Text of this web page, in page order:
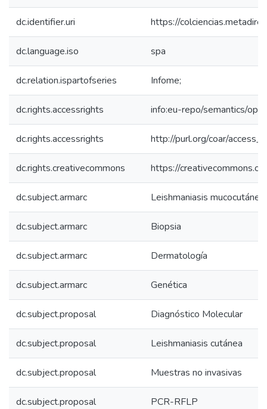
dc.identifier.uri https://
dc.language.iso spa
dc.relation.ispartofseries Infome;
dc.rights.accessrights info:eu-repo/semantics/
dc.rights.accessrights http://purl.org/coar/
dc.rights.creativecommons https://
dc.subject.armarc Leishmaniasis mucocutánea
dc.subject.armarc Biopsia
dc.subject.armarc Dermatología
dc.subject.armarc Genética
dc.subject.proposal Diagnóstico Molecular
dc.subject.proposal Leishmaniasis cutánea
dc.subject.proposal Muestras no invasivas
dc.subject.proposal PCR-RFLP